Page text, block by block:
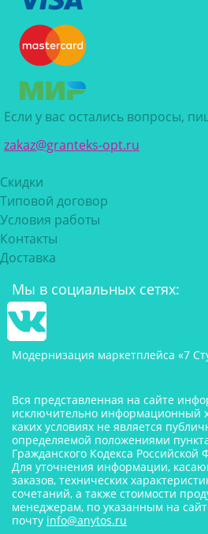
Если у вас остались вопросы,
zakaz@granteks-opt.ru
Скидки
Типовой договор
Условия работы
Контакты
Доставка
Мы в социальных сетях:
Модернизация маркетплейса «7
Вся представленная на сайте
исключительно информационный
каких условиях не является
определяемой положениями
Гражданского Кодекса Российской
Для уточнения информации,
заказов, технических
сочетаний, а также стоимости
менеджерам, по указанным на
почту info@anytos.ru